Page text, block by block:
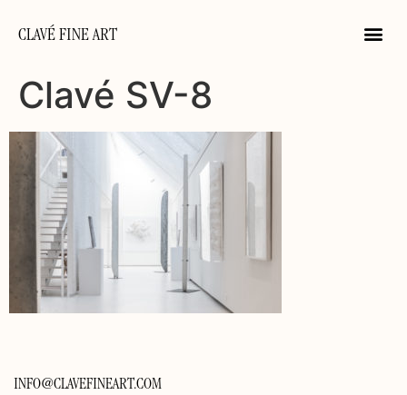
CLAVÉ FINE ART
Clavé SV-8
INFO@CLAVEFINEART.COM